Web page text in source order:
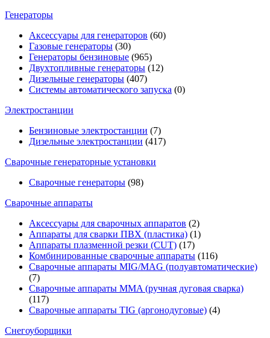
Генераторы
Аксессуары для генераторов (60)
Газовые генераторы (30)
Генераторы бензиновые (965)
Двухтопливные генераторы (12)
Дизельные генераторы (407)
Системы автоматического запуска (0)
Электростанции
Бензиновые электростанции (7)
Дизельные электростанции (417)
Сварочные генераторные установки
Сварочные генераторы (98)
Сварочные аппараты
Аксессуары для сварочных аппаратов (2)
Аппараты для сварки ПВХ (пластика) (1)
Аппараты плазменной резки (CUT) (17)
Комбинированные сварочные аппараты (116)
Сварочные аппараты MIG/MAG (полуавтоматические)
(7)
Сварочные аппараты MMA (ручная дуговая сварка)
(117)
Сварочные аппараты TIG (аргонодуговые) (4)
Снегоуборщики